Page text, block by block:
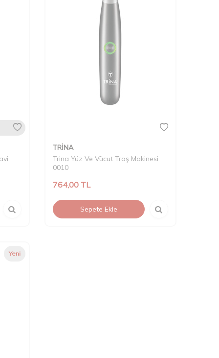
TRİNA
Trina Yüz Ve Vücut Traş Makinesi
0010
764,00TL
Sepete Ekle
Yeni